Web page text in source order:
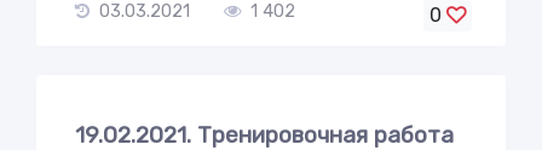
03.03.2021 1 402 0
19.02.2021. Тренировочная работа